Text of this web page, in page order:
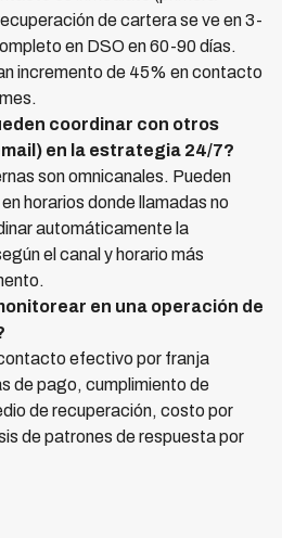
de cartera se ve en 3-
en DSO en 60-90 días.
incremento de 45% en contacto
coordinar con otros
en la estrategia 24/7?
son omnicanales. Pueden
horarios donde llamadas no
automáticamente la
el canal y horario más
en una operación de
efectivo por franja
de pago, cumplimiento de
de recuperación, costo por
de patrones de respuesta por